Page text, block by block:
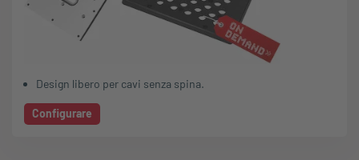
Design libero per cavi senza spina.
Configurare